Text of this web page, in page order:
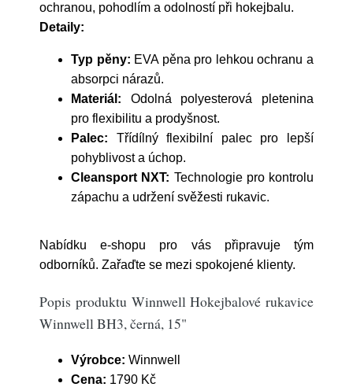
ochranou, pohodlím a odolností při hokejbalu.
Detaily:
Typ pěny: EVA pěna pro lehkou ochranu a
absorpci nárazů.
Materiál: Odolná polyesterová pletenina
pro flexibilitu a prodyšnost.
Palec: Třídílný flexibilní palec pro lepší
pohyblivost a úchop.
Cleansport NXT: Technologie pro kontrolu
zápachu a udržení svěžesti rukavic.
Nabídku e-shopu pro vás připravuje tým
odborníků. Zařaďte se mezi spokojené klienty.
Popis produktu Winnwell Hokejbalové rukavice
Winnwell BH3, černá, 15"
Výrobce: Winnwell
Cena: 1790 Kč